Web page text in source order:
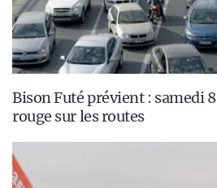
Bison Futé prévient : samedi
rouge sur les routes